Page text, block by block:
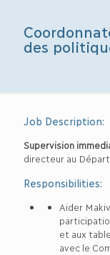
des
Job Description:
Supervision
directeur au
Responsibilities:
Aider
et aux
avec le